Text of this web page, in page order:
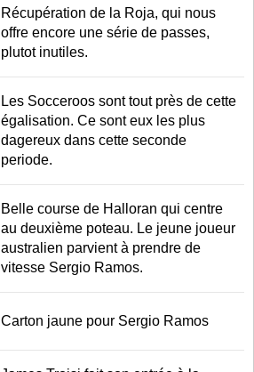
Récupération de la Roja, qui nous
offre encore une série de passes,
plutot inutiles.
Les Socceroos sont tout près de cette
égalisation. Ce sont eux les plus
dagereux dans cette seconde
periode.
Belle course de Halloran qui centre
au deuxième poteau. Le jeune joueur
australien parvient à prendre de
vitesse Sergio Ramos.
Carton jaune pour Sergio Ramos